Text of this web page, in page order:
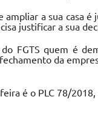
a sua casa é
justificar a sua
FGTS quem é
da
é o PLC 78/